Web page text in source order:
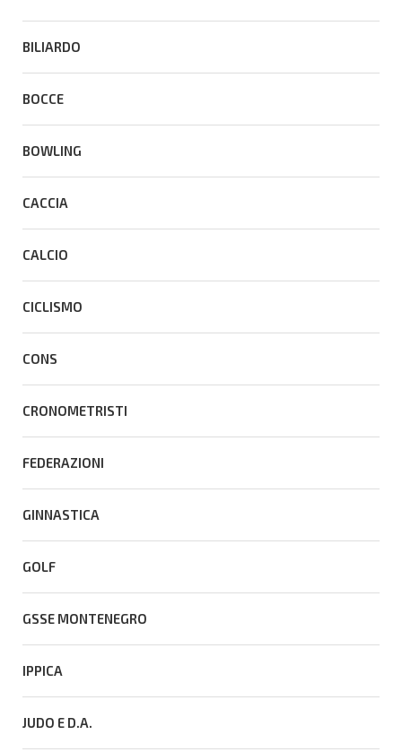
BILIARDO
BOCCE
BOWLING
CACCIA
CALCIO
CICLISMO
CONS
CRONOMETRISTI
FEDERAZIONI
GINNASTICA
GOLF
GSSE MONTENEGRO
IPPICA
JUDO E D.A.